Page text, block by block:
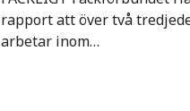
rapport att över två
arbetar inom…